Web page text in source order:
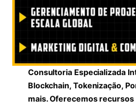
Consultoria Especializada
Blockchain, Tokenização,
mais. Oferecemos recursos